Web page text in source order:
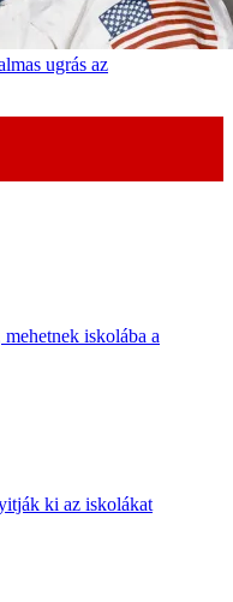
ugrás az
iskolába a
ki az iskolákat